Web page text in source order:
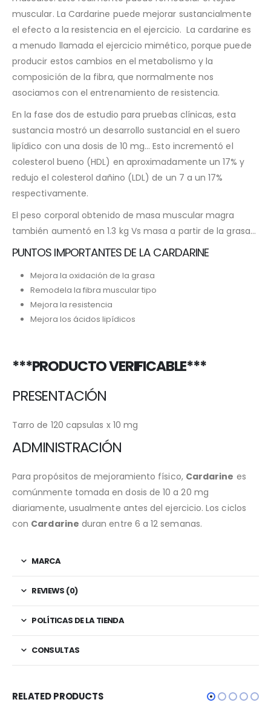
muscular. La Cardarine puede mejorar sustancialmente
el efecto a la resistencia en el ejercicio. La cardarine es
a menudo llamada el ejercicio mimético, porque puede
producir estos cambios en el metabolismo y la
composición de la fibra, que normalmente nos
asociamos con el entrenamiento de resistencia.
En la fase dos de estudio para pruebas clínicas, esta
sustancia mostró un desarrollo sustancial en el suero
lipídico con una dosis de 10 mg… Esto incrementó el
colesterol bueno (HDL) en aproximadamente un 17% y
redujo el colesterol dañino (LDL) de un 7 a un 17%
respectivamente.
El peso corporal obtenido de masa muscular magra
también aumentó en 1.3 kg Vs masa a partir de la grasa…
PUNTOS IMPORTANTES DE LA CARDARINE
Mejora la oxidación de la grasa
Remodela la fibra muscular tipo
Mejora la resistencia
Mejora los ácidos lipídicos
***PRODUCTO VERIFICABLE***
PRESENTACIÓN
Tarro de 120 capsulas x 10 mg
ADMINISTRACIÓN
Para propósitos de mejoramiento físico, Cardarine es
comúnmente tomada en dosis de 10 a 20 mg
diariamente, usualmente antes del ejercicio. Los ciclos
con Cardarine duran entre 6 a 12 semanas.
MARCA
REVIEWS (0)
POLÍTICAS DE LA TIENDA
CONSULTAS
RELATED PRODUCTS